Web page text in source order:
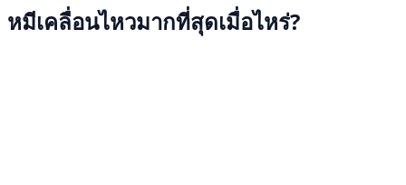
หมีเคลื่อนไหวมากที่สุดเมื่อไหร่?